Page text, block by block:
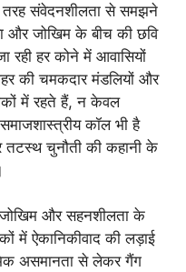
तरह संवेदनशीलता से समझने
और जोखिम के बीच की छवि
रही हर कोने में आवासियों
की चमकदार मंडलियों और
में रहते हैं, न केवल
कॉल भी है
तटस्थ चुनौती की कहानी के
और सहनशीलता के
में ऐकानिकीवाद की लड़ाई
असमानता से लेकर गैंग